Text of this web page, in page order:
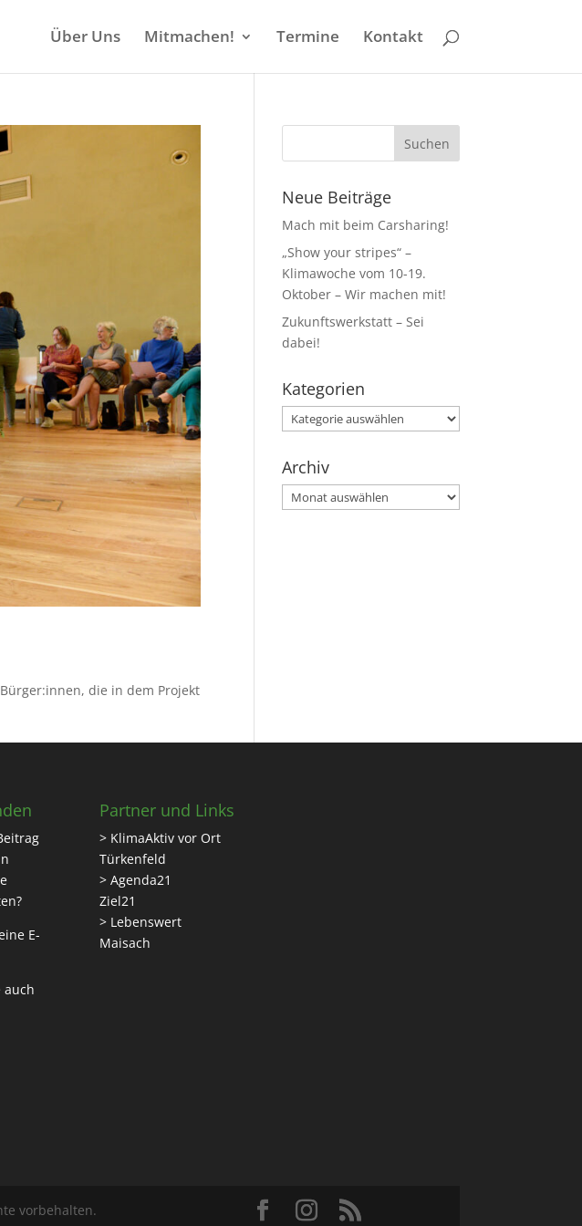
Über Uns Mitmachen! Termine Kontakt
die in dem Projekt
Neue Beiträge
Mach mit beim Carsharing!
„Show your stripes“ –
Klimawoche vom 10-19.
Oktober – Wir machen mit!
Zukunftswerkstatt – Sei
dabei!
Kategorien
Kategorien
Archiv
Archiv
E-
auch
Partner und Links
> KlimaAktiv vor Ort
Türkenfeld
> Agenda21
Ziel21
> Lebenswert
Maisach
vorbehalten.